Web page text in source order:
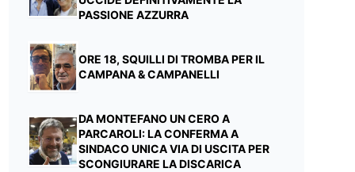
PASSIONE AZZURRA
ORE 18, SQUILLI DI TROMBA PER IL
CAMPANA & CAMPANELLI
DA MONTEFANO UN CERO A
PARCAROLI: LA CONFERMA A
SINDACO UNICA VIA DI USCITA PER
SCONGIURARE LA DISCARICA